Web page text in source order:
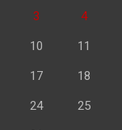
3 4
10 11
17 18
24 25